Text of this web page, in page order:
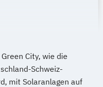
City, wie die
Schweiz-
mit Solaranlagen auf